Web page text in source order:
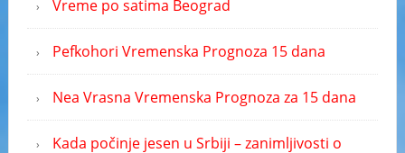
Vreme po satima Beograd
Pefkohori Vremenska Prognoza 15 dana
Nea Vrasna Vremenska Prognoza za 15 dana
Kada počinje jesen u Srbiji – zanimljivosti o